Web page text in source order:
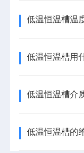
低温恒温槽用
低温恒温槽介
低温恒温槽的